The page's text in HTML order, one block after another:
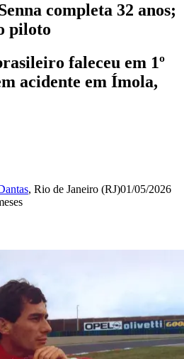
completa 32 anos;
piloto
faleceu em 1º
acidente em Ímola,
, Rio de Janeiro (RJ)01/05/2026